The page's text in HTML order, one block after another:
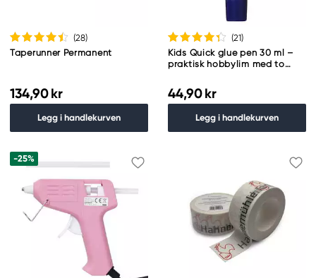
(28)
Taperunner Permanent
134,90 kr
Legg i handlekurven
(21)
Kids Quick glue pen 30 ml –
praktisk hobbylim med to
44,90 kr
Legg i handlekurven
-25%